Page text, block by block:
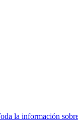
la información